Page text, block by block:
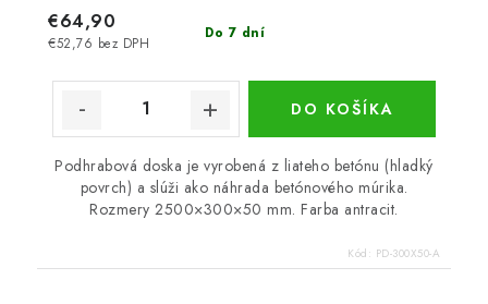
Do 7 dní
€52,76 bez DPH
€64,90
DO KOŠÍKA
Podhrabová doska je vyrobená z liateho betónu (hladký
povrch) a slúži ako náhrada betónového múrika.
Rozmery 2500×300×50 mm. Farba antracit.
Kód: PD-300X50-A